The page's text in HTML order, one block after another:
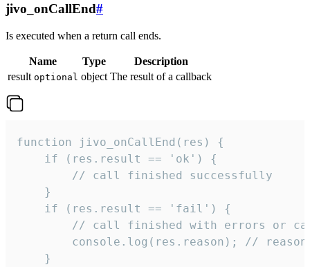
jivo_onCallEnd#
Is executed when a return call ends.
Name Type
Description
result optional object The result of a callback
function jivo_onCallEnd(res) {
    if (res.result == 'ok') {
        // call finished successfully
    }
    if (res.result == 'fail') {
// call finished with errors or
console.log(res.reason); //
    }